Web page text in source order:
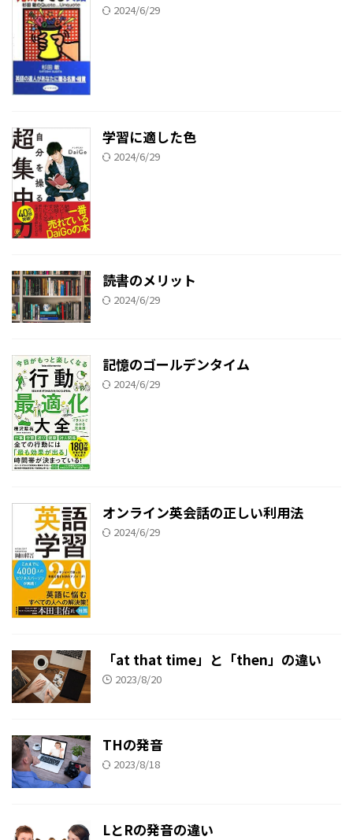
2024/6/29
学習に適した色
2024/6/29
読書のメリット
2024/6/29
記憶のゴールデンタイム
2024/6/29
オンライン英会話の正しい利用法
2024/6/29
「at that time」と「then」の違い
2023/8/20
THの発音
2023/8/18
LとRの発音の違い